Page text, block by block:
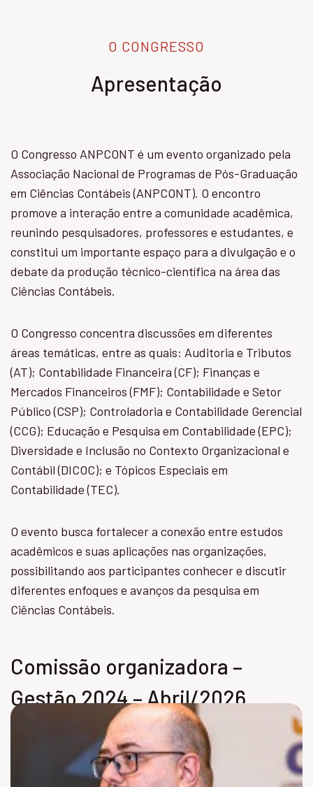
O CONGRESSO
Apresentação
O Congresso ANPCONT é um evento organizado pela
Associação Nacional de Programas de Pós-Graduação
em Ciências Contábeis (ANPCONT). O encontro
promove a interação entre a comunidade acadêmica,
reunindo pesquisadores, professores e estudantes, e
constitui um importante espaço para a divulgação e o
debate da produção técnico-científica na área das
Ciências Contábeis.
O Congresso concentra discussões em diferentes
áreas temáticas, entre as quais: Auditoria e Tributos
(AT); Contabilidade Financeira (CF); Finanças e
Mercados Financeiros (FMF); Contabilidade e Setor
Público (CSP); Controladoria e Contabilidade Gerencial
(CCG); Educação e Pesquisa em Contabilidade (EPC);
Diversidade e Inclusão no Contexto Organizacional e
Contábil (DICOC); e Tópicos Especiais em
Contabilidade (TEC).
O evento busca fortalecer a conexão entre estudos
acadêmicos e suas aplicações nas organizações,
possibilitando aos participantes conhecer e discutir
diferentes enfoques e avanços da pesquisa em
Ciências Contábeis.
Comissão organizadora –
Gestão 2024 – Abril/2026